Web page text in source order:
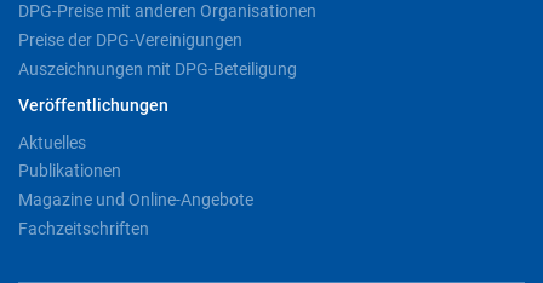
DPG-Preise mit anderen Organisationen
Preise der DPG-Vereinigungen
Auszeichnungen mit DPG-Beteiligung
Veröffentlichungen
Aktuelles
Publikationen
Magazine und Online-Angebote
Fachzeitschriften